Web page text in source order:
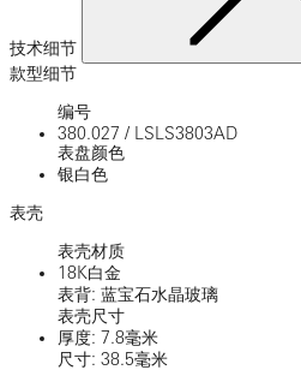
技术细节
款型细节
编号
380.027 /
LSLS3803AD
表盘颜色
银白色
表壳
表壳材质
18K白金
表背: 蓝宝石水晶玻璃
表壳尺寸
厚度: 7.8毫米
尺寸: 38.5毫米